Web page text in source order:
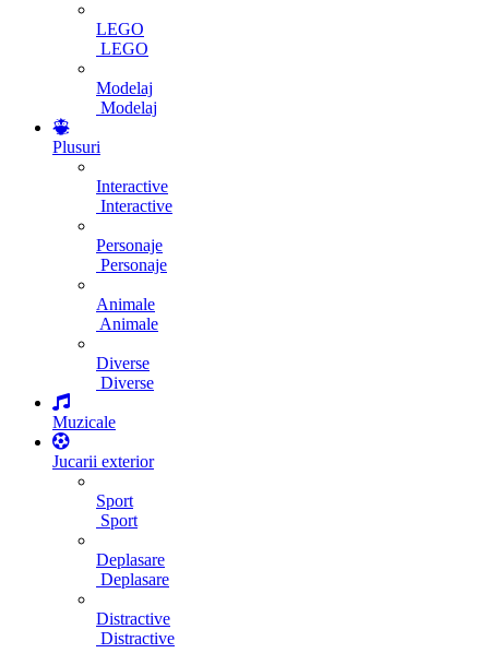
LEGO
LEGO
Modelaj
Modelaj
Plusuri
Interactive
Interactive
Personaje
Personaje
Animale
Animale
Diverse
Diverse
Muzicale
Jucarii exterior
Sport
Sport
Deplasare
Deplasare
Distractive
Distractive